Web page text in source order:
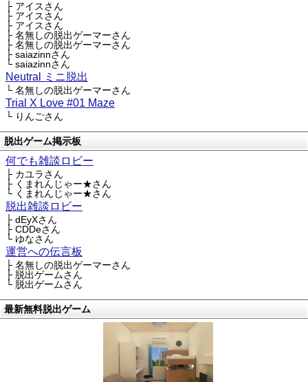
├ アイスさん
├ アイスさん
├ アイスさん
├ 名無しの脱出ゲーマーさん
├ 名無しの脱出ゲーマーさん
├ saiazinnさん
└ saiazinnさん
Neutral ミニ脱出
└ 名無しの脱出ゲーマーさん
Trial X Love #01 Maze
└ りんごさん
脱出ゲーム掲示板
何でも雑談ロビー
├ カユラさん
├ くまれんじゃー★さん
└ くまれんじゃー★さん
脱出雑談ロビー
├ dEyXさん
├ CDDeさん
└ ゆなさん
運営への伝言板
├ 名無しの脱出ゲーマーさん
├ 脱出ゲームさん
└ 脱出ゲームさん
最新無料脱出ゲーム